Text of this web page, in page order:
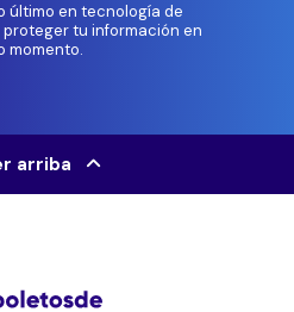
último en tecnología de
tu información en
momento.
arriba